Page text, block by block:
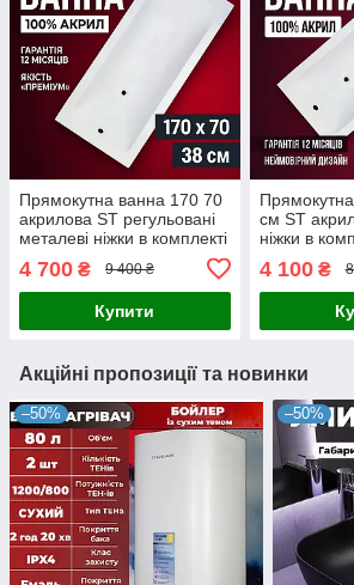
Прямокутна ванна 170 70
акрилова ST регульовані
металеві ніжки в комплекті
4 700 ₴ 9 400 ₴
Купити
см ST
ніжки в
4 100₴
Акційні пропозиції та новинки
–50% –50%